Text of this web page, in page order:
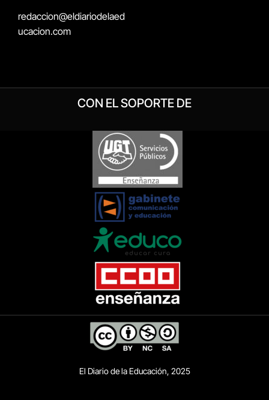
redaccion@eldiariodelaed
ucacion.com
CON EL SOPORTE DE
El Diario de la Educación, 2025